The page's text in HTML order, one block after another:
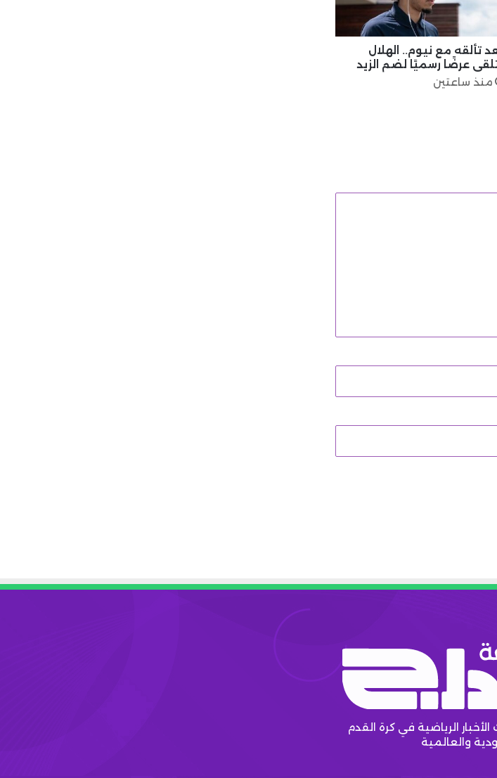
تألقه مع نيوم.. الهلال
عرضًا رسميًا لضم الزيد
منذ ساعتين
الرياضية في كرة القدم
والعالمية